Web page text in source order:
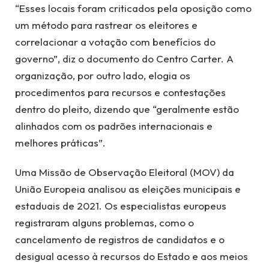
“Esses locais foram criticados pela oposição como
um método para rastrear os eleitores e
correlacionar a votação com benefícios do
governo”, diz o documento do Centro Carter. A
organização, por outro lado, elogia os
procedimentos para recursos e contestações
dentro do pleito, dizendo que “geralmente estão
alinhados com os padrões internacionais e
melhores práticas”.
Uma Missão de Observação Eleitoral (MOV) da
União Europeia analisou as eleições municipais e
estaduais de 2021. Os especialistas europeus
registraram alguns problemas, como o
cancelamento de registros de candidatos e o
desigual acesso à recursos do Estado e aos meios